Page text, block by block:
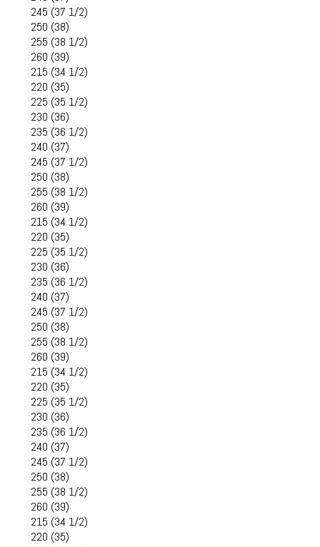
245 (37 1/2)
250 (38)
255 (38 1/2)
260 (39)
215 (34 1/2)
220 (35)
225 (35 1/2)
230 (36)
235 (36 1/2)
240 (37)
245 (37 1/2)
250 (38)
255 (38 1/2)
260 (39)
215 (34 1/2)
220 (35)
225 (35 1/2)
230 (36)
235 (36 1/2)
240 (37)
245 (37 1/2)
250 (38)
255 (38 1/2)
260 (39)
215 (34 1/2)
220 (35)
225 (35 1/2)
230 (36)
235 (36 1/2)
240 (37)
245 (37 1/2)
250 (38)
255 (38 1/2)
260 (39)
215 (34 1/2)
220 (35)